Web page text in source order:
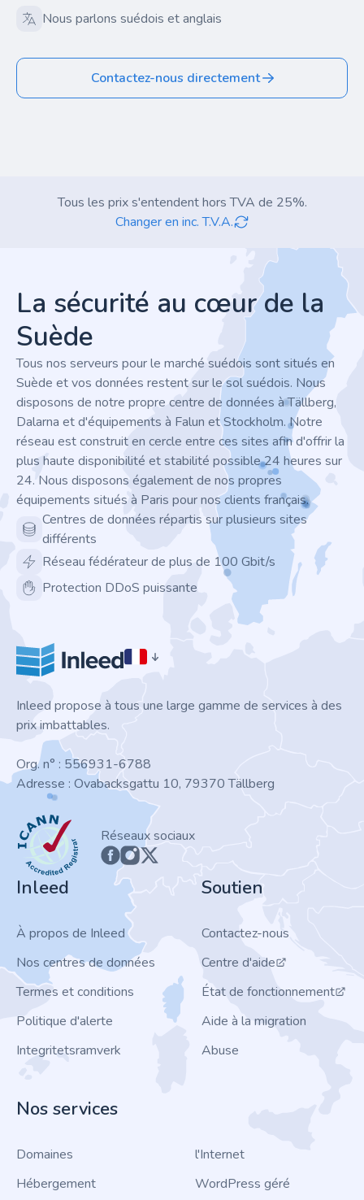
Nous parlons suédois et anglais
Contactez-nous directement
Tous les prix s'entendent hors TVA de 25%.
Changer en inc. T.V.A.
La sécurité au cœur de la
Suède
Tous nos serveurs pour le marché suédois sont situés en
Suède et vos données restent sur le sol suédois. Nous
disposons de notre propre centre de données à Tällberg,
Dalarna et d'équipements à Falun et Stockholm. Notre
réseau est construit en cercle entre ces sites afin d'offrir la
plus haute disponibilité et stabilité possible 24 heures sur
24. Nous disposons également de nos propres
équipements situés à Paris pour nos clients français.
Centres de données répartis sur plusieurs sites
différents
Réseau fédérateur de plus de 100 Gbit/s
Protection DDoS puissante
Inleed propose à tous une large gamme de services à des
prix imbattables.
Org. n° : 556931-6788
Adresse : Ovabacksgattu 10, 79370 Tällberg
ICANN
Réseaux sociaux
Inleed
À propos de Inleed
Nos centres de données
Termes et conditions
Politique d'alerte
Integritetsramverk
Soutien
Contactez-nous
Centre d'aide
État de fonctionnement
Aide à la migration
Abuse
Nos services
Domaines
Hébergement
l'Internet
WordPress géré